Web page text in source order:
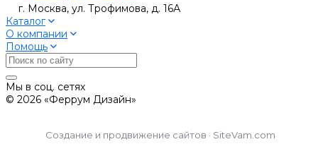
г. Москва, ул. Трофимова, д. 16А
Каталог
О компании
Помощь
Мы в соц. сетях
© 2026 «Феррум Дизайн»
Создание и продвижение сайтов · SiteVam.com